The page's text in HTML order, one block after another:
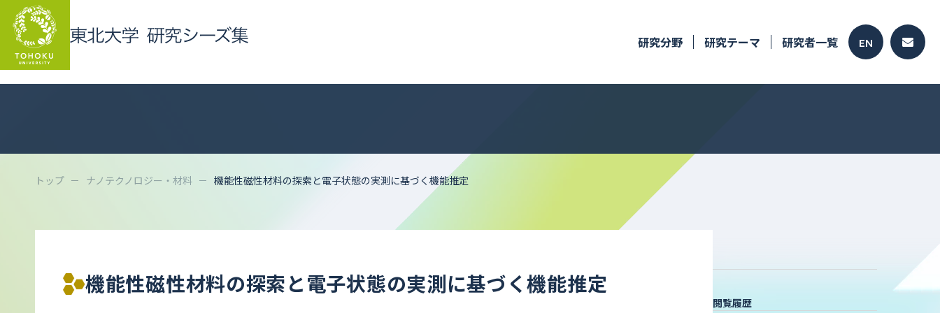
研究分野 研究テーマ 研究者一覧 EN
トップ ナノテクノロジー・材料 機能性磁性材料の探索と電子状態の実測に基づく機能推定
機能性磁性材料の探索と電子状態の実測に基づく機能推定
閲覧履歴